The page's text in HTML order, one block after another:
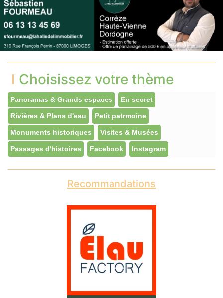
Choisissez votre thème
Panoramas & Grands espaces En secret
Rivières & Plans d'eau Petit patrmoine
Monuments historiques Visites & Musées
Passages d'histoires Facebook Instagram
Recommandations